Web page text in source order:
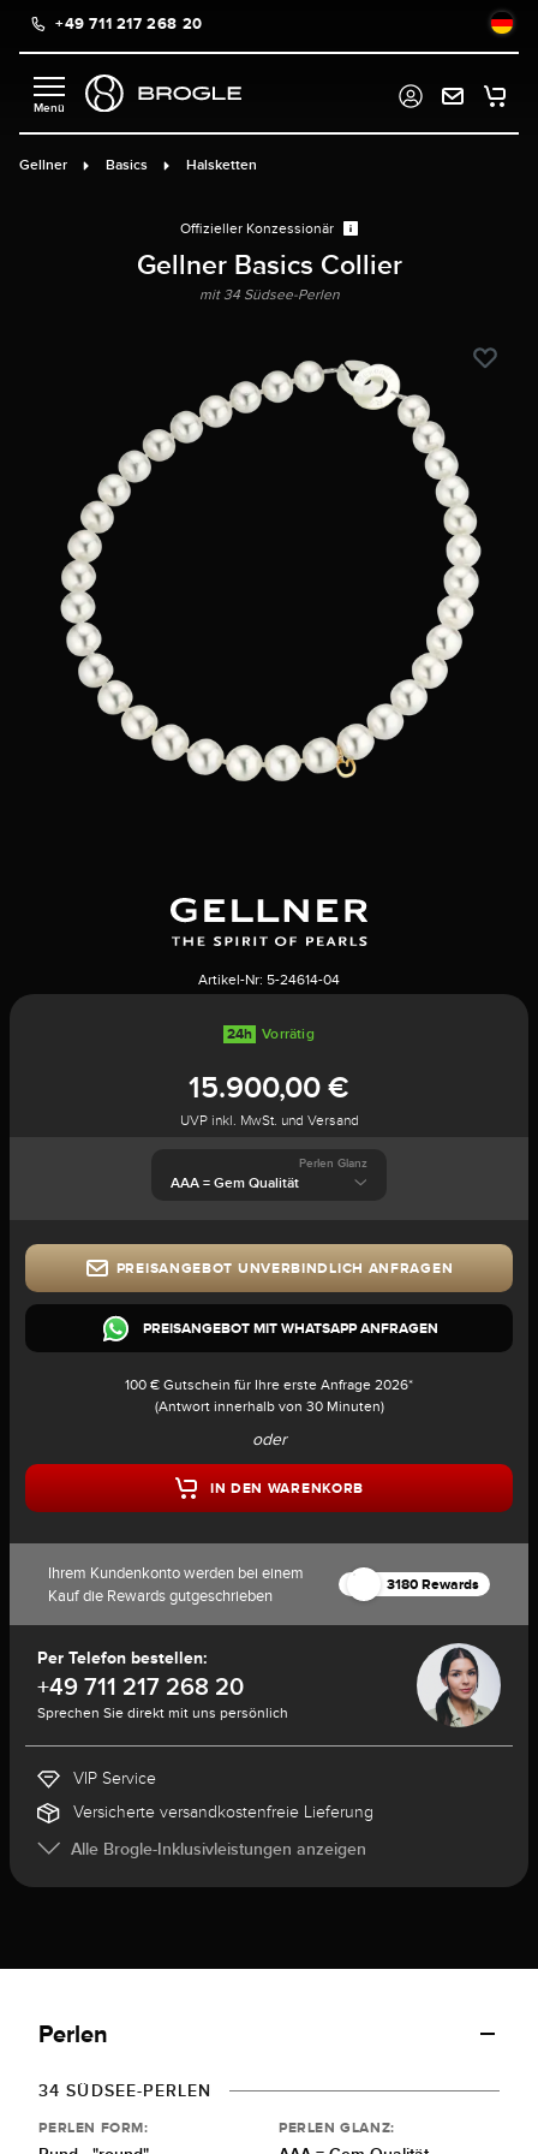
springen
+49 711 217 268 20
Gellner Basics Halsketten
Offizieller Konzessionär
Gellner Basics Collier
mit 34 Südsee-Perlen
Artikel-Nr: 5-24614-04
24h Vorrätig
15.900,00 €
UVP inkl. MwSt. und Versand
Perlen Glanz
PREISANGEBOT UNVERBINDLICH ANFRAGEN
PREISANGEBOT MIT WHATSAPP ANFRAGEN
100 € Gutschein für Ihre erste Anfrage 2026*
(Antwort innerhalb von 30 Minuten)
oder
IN DEN WARENKORB
Ihrem Kundenkonto werden bei einem
Kauf die Rewards gutgeschrieben
3180 Rewards
Per Telefon bestellen:
+49 711 217 268 20
Sprechen Sie direkt mit uns persönlich
VIP Service
Versicherte versandkostenfreie Lieferung
Alle Brogle-Inklusivleistungen anzeigen
Perlen
34 SÜDSEE-PERLEN
PERLEN FORM: PERLEN GLANZ: